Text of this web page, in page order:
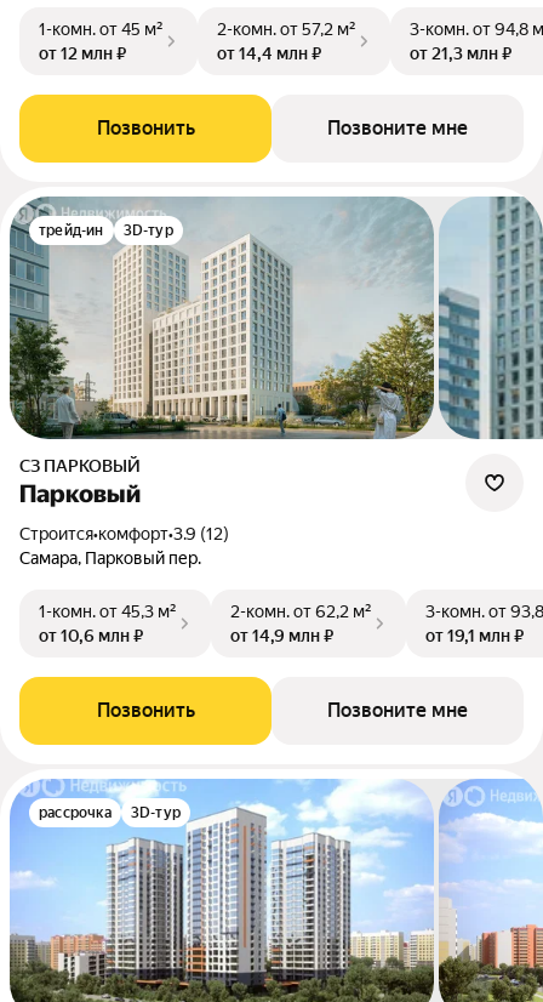
1-комн.от 45 м²
от 12 млн ₽
2-комн.от 57,2 м²
от 14,4 млн ₽
3-комн.от 94,8
от 21,3 млн ₽
Позвонить Позвоните мне
трейд-ин 3D-тур
СЗ ПАРКОВЫЙ
Парковый
Строится•комфорт•3.9 (12)
Самара, Парковый пер.
1-комн.от 45,3 м²
от 10,6 млн ₽
2-комн.от 62,2 м²
от 14,9 млн ₽
3-комн.от
от 19,1 млн ₽
Позвонить Позвоните мне
рассрочка 3D-тур